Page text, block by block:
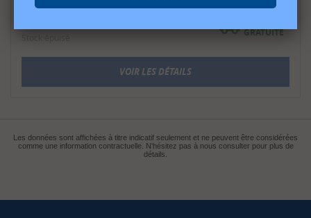
GRATUITE
VOIR LES DÉTAILS
Les données sont affichées à titre indicatif seulement et ne peuvent être considérées
comme une information contractuelle. N'hésitez pas à nous consulter pour plus de
détails.